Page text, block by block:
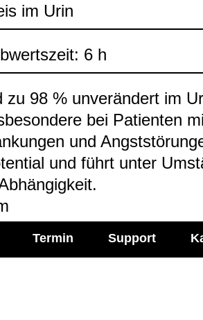
Termin Support
im Urin
6 h
zu 98 % unver­än­dert im
bei Pati­en­ten
und
und führt unter